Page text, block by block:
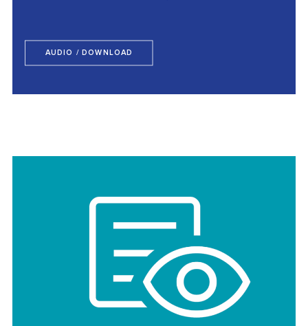
AUDIO / DOWNLOAD